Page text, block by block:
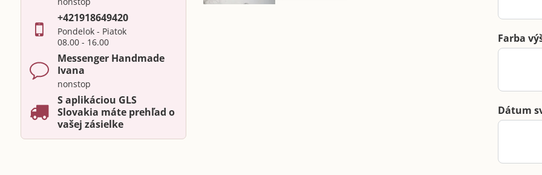
Farba
Dátum
+421918649420
Pondelok - Piatok
08.00 - 16.00
Messenger Handmade
Ivana
nonstop
S aplikáciou GLS
Slovakia máte prehľad o
vašej zásielke